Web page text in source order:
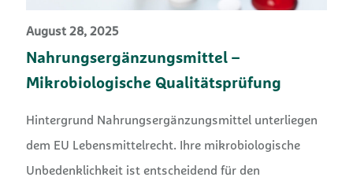
August 28, 2025
Nahrungsergänzungsmittel –
Mikrobiologische Qualitätsprüfung
Hintergrund Nahrungsergänzungsmittel unterliegen
dem EU Lebensmittelrecht. Ihre mikrobiologische
Unbedenklichkeit ist entscheidend für den